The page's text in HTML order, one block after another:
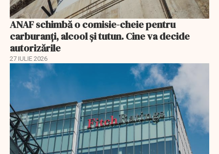
ANAF schimbă o comisie-cheie pentru
carburanți, alcool și tutun. Cine va decide
autorizările
27 IULIE 2026